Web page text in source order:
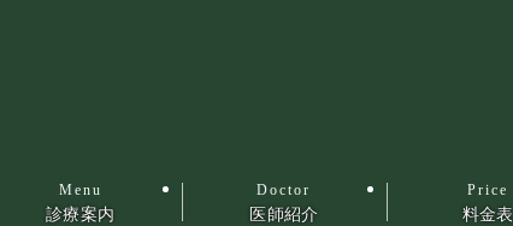
診療案内 医師紹介 料金表